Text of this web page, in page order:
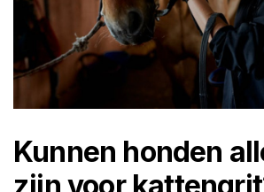
Kunnen honden
zijn voor